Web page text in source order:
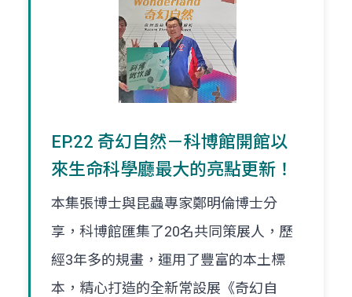
EP.22 奇幻自然－科博館開館以
來生命科學廳最大的亮點更新！
本集張博士與昆蟲專家鄭明倫博士分
享，科博館匯集了20名共同策展人，歷
經3年多的規畫，運用了豐富的本土標
本，精心打造的全新常設展《奇幻自